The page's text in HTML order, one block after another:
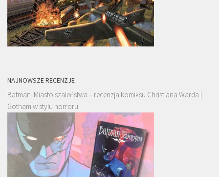
NAJNOWSZE RECENZJE
Batman. Miasto szaleństwa – recenzja komiksu Christiana Warda |
Gotham w stylu horroru